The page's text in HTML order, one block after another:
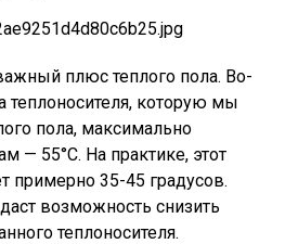
плюс теплого пола. Во-
теплоносителя, которую мы
пола, максимально
— 55°C. На практике, этот
примерно 35-45 градусов.
возможность снизить
теплоносителя.